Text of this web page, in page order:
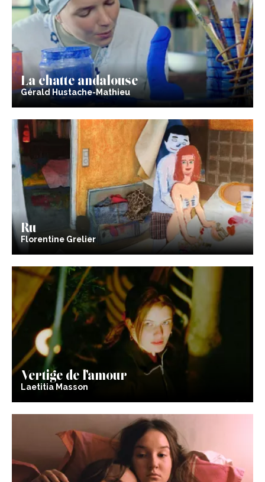
La chatte andalouse
Gérald Hustache-Mathieu
Ru
Florentine Grelier
Vertige de l’amour
Laetitia Masson